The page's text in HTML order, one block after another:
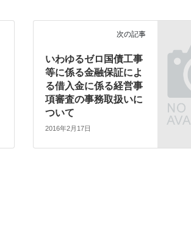
次の記事
いわゆるゼロ国債工事
等に係る金融保証によ
る借入金に係る経営事
項審査の事務取扱いに
ついて
2016年2月17日